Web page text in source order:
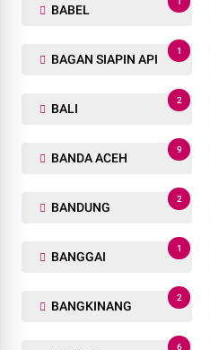
BABEL
BAGAN SIAPIN API
1
BALI
2
BANDA ACEH
9
BANDUNG
2
BANGGAI
1
BANGKINANG
2
6